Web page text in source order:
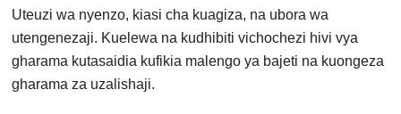
Uteuzi wa nyenzo, kiasi cha kuagiza, na ubora wa
utengenezaji. Kuelewa na kudhibiti vichochezi hivi vya
gharama kutasaidia kufikia malengo ya bajeti na kuongeza
gharama za uzalishaji.